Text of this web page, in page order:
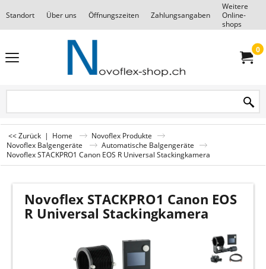
Standort Über uns Öffnungszeiten Zahlungsangaben
Weitere
Online-
shops
0
<< Zurück | Home
Novoflex Produkte
Novoflex Balgengeräte
Automatische Balgengeräte
Novoflex STACKPRO1 Canon EOS R Universal Stackingkamera
Novoflex STACKPRO1 Canon EOS
R Universal Stackingkamera